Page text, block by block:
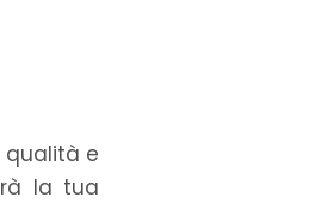
qualità e
la tua